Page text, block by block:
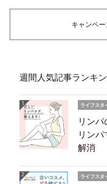
キャンペ
週間人気記事ランキ
ライフスタ
リン
リン
解消
ライフスタ